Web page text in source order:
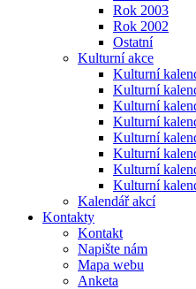
Rok 2003
Rok 2002
Ostatní
Kulturní akce
Kulturní
Kulturní
Kulturní
Kulturní
Kulturní
Kulturní
Kulturní
Kulturní
Kalendář akcí
Kontakty
Kontakt
Napište nám
Mapa webu
Anketa